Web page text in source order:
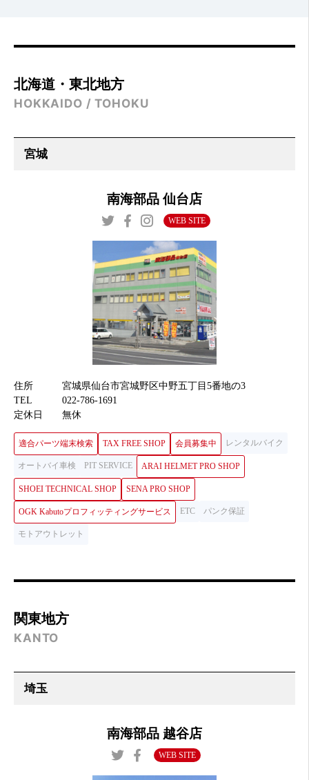
北海道・東北地方
HOKKAIDO / TOHOKU
南海部品 仙台店
WEB SITE
住所
宮城県仙台市宮城野区中野五丁目5番地の3
TEL
022-786-1691
定休日
無休
適合パーツ端末検索 TAX FREE SHOP 会員募集中 レンタルバイク
オートバイ車検 PIT SERVICE ARAI HELMET PRO SHOP
SHOEI TECHNICAL SHOP SENA PRO SHOP
OGK Kabutoプロフィッティングサービス ETC パンク保証
モトアウトレット
関東地方
KANTO
南海部品 越谷店
WEB SITE